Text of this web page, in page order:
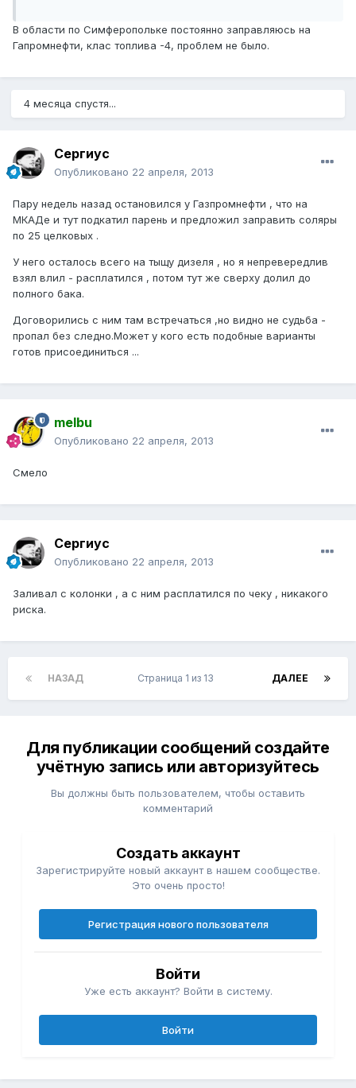
В области по Симферопольке постоянно заправляюсь на
Гапромнефти, клас топлива -4, проблем не было.
4 месяца спустя...
Сергиус
Опубликовано 22 апреля, 2013
Пару недель назад остановился у Газпромнефти , что на
МКАДе и тут подкатил парень и предложил заправить соляры
по 25 целковых .
У него осталось всего на тыщу дизеля , но я непревередлив
взял влил - расплатился , потом тут же сверху долил до
полного бака.
Договорились с ним там встречаться ,но видно не судьба -
пропал без следно.Может у кого есть подобные варианты
готов присоединиться ...
melbu
Опубликовано 22 апреля, 2013
Смело
Сергиус
Опубликовано 22 апреля, 2013
Заливал с колонки , а с ним расплатился по чеку , никакого
риска.
НАЗАД ДАЛЕЕ
Страница 1 из 13
Для публикации сообщений создайте
учётную запись или авторизуйтесь
Вы должны быть пользователем, чтобы оставить
комментарий
Создать аккаунт
Зарегистрируйте новый аккаунт в нашем сообществе.
Это очень просто!
Регистрация нового пользователя
Войти
Уже есть аккаунт? Войти в систему.
Войти